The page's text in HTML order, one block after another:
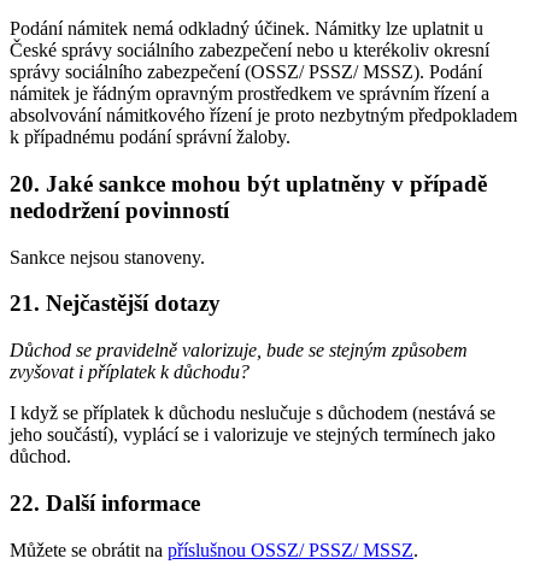
Podání námitek nemá odkladný účinek. Námitky lze uplatnit u
České správy sociálního zabezpečení nebo u kterékoliv okresní
správy sociálního zabezpečení (OSSZ/ PSSZ/ MSSZ). Podání
námitek je řádným opravným prostředkem ve správním řízení a
absolvování námitkového řízení je proto nezbytným předpokladem
k případnému podání správní žaloby.
20. Jaké sankce mohou být uplatněny v případě
nedodržení povinností
Sankce nejsou stanoveny.
21. Nejčastější dotazy
Důchod se pravidelně valorizuje, bude se stejným způsobem
zvyšovat i příplatek k důchodu?
I když se příplatek k důchodu neslučuje s důchodem (nestává se
jeho součástí), vyplácí se i valorizuje ve stejných termínech jako
důchod.
22. Další informace
Můžete se obrátit na příslušnou OSSZ/ PSSZ/ MSSZ.